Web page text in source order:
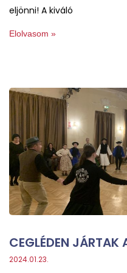
eljönni! A kiváló
Elolvasom »
CEGLÉDEN
2024.01.23.